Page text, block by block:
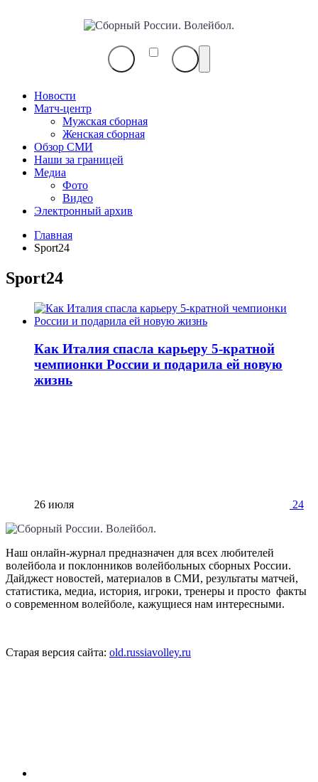
Сборный
Волейбол.
Новости
Матч-центр
Мужская сборная
Женская сборная
Обзор СМИ
Наши за границей
Медиа
Фото
Видео
Электронный архив
Главная
Sport24
Sport24
Как Италия спасла карьеру 5-кратной
чемпионки России и подарила ей новую
жизнь
26 июля 24
Наш онлайн-журнал предназначен для всех любителей
волейбола и поклонников волейбольных сборных России.
Дайджест новостей, материалов в СМИ, результаты матчей,
статистика, медиа, история, игроки, тренеры и просто факты
о современном волейболе, кажущиеся нам интересными.
Старая версия сайта: old.russiavolley.ru